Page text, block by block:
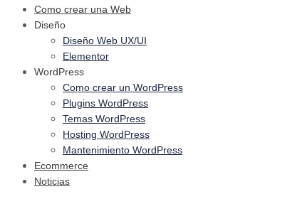
Como crear una Web
Diseño
Diseño Web UX/UI
Elementor
WordPress
Como crear un WordPress
Plugins WordPress
Temas WordPress
Hosting WordPress
Mantenimiento WordPress
Ecommerce
Noticias